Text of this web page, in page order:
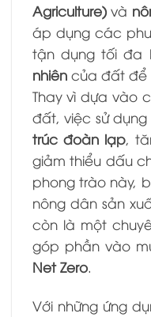
Agriculture)và
áp dụng các
tận dụng tối đa
nhiêncủa đất để
Thay vì dựa vào
đất, việc sử dụng
trúc đoàn lạp,
giảm thiểu dấu
phong trào này,
nông dân sản
còn là một
góp phần vào
Net Zero.
Với những ứng